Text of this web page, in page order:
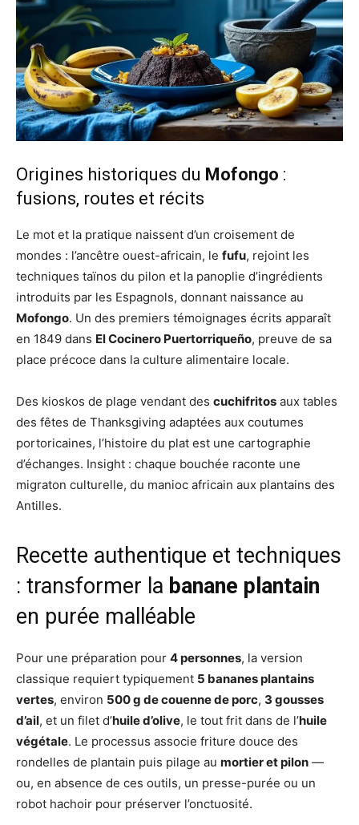
Origines historiques du Mofongo :
fusions, routes et récits
Le mot et la pratique naissent d’un croisement de
mondes : l’ancêtre ouest-africain, le fufu, rejoint les
techniques taïnos du pilon et la panoplie d’ingrédients
introduits par les Espagnols, donnant naissance au
Mofongo. Un des premiers témoignages écrits apparaît
en 1849 dans El Cocinero Puertorriqueño, preuve de sa
place précoce dans la culture alimentaire locale.
Des kioskos de plage vendant des cuchifritos aux tables
des fêtes de Thanksgiving adaptées aux coutumes
portoricaines, l’histoire du plat est une cartographie
d’échanges. Insight : chaque bouchée raconte une
migraton culturelle, du manioc africain aux plantains des
Antilles.
Recette authentique et techniques
: transformer la banane plantain
en purée malléable
Pour une préparation pour 4 personnes, la version
classique requiert typiquement 5 bananes plantains
vertes, environ 500 g de couenne de porc, 3 gousses
d’ail, et un filet d’huile d’olive, le tout frit dans de l’huile
végétale. Le processus associe friture douce des
rondelles de plantain puis pilage au mortier et pilon —
ou, en absence de ces outils, un presse-purée ou un
robot hachoir pour préserver l’onctuosité.